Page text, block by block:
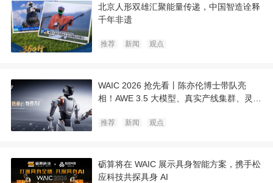
北京人形双雄汇聚能量传递，中国智造诠释
千年非遗
推荐 新闻 观点
WAIC 2026 抢先看丨陈亦伦博士带队亮
相！AWE 3.5 大模型、真实产线集群、灵巧
推荐 新闻 观点
砺算将在 WAIC 展示具身智能方案，携手松
应科技共探具身 AI